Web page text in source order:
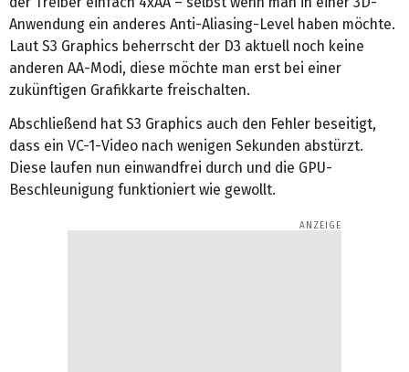
Anwendung ein anderes Anti-Aliasing-Level haben möchte.
Laut S3 Graphics beherrscht der D3 aktuell noch keine
anderen AA-Modi, diese möchte man erst bei einer
zukünftigen Grafikkarte freischalten.
Abschließend hat S3 Graphics auch den Fehler beseitigt,
dass ein VC-1-Video nach wenigen Sekunden abstürzt.
Diese laufen nun einwandfrei durch und die GPU-
Beschleunigung funktioniert wie gewollt.